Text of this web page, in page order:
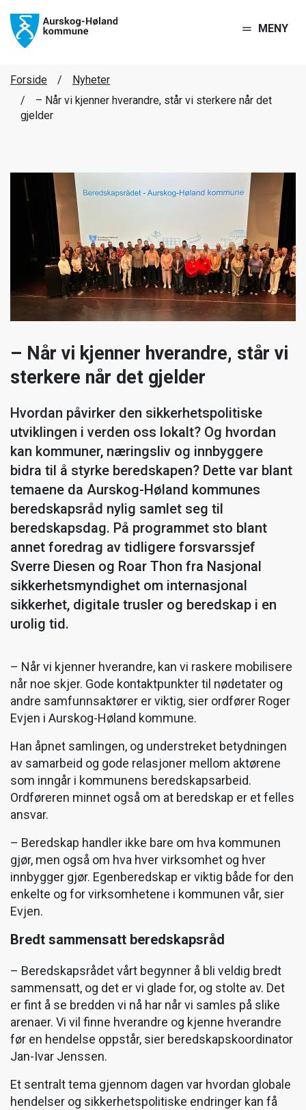
MENY
Forside
Nyheter
– Når vi kjenner hverandre, står vi sterkere når det
gjelder
– Når vi kjenner hverandre, står vi
sterkere når det gjelder
Hvordan påvirker den sikkerhetspolitiske
utviklingen i verden oss lokalt? Og hvordan
kan kommuner, næringsliv og innbyggere
bidra til å styrke beredskapen? Dette var blant
temaene da Aurskog-Høland kommunes
beredskapsråd nylig samlet seg til
beredskapsdag. På programmet sto blant
annet foredrag av tidligere forsvarssjef
Sverre Diesen og Roar Thon fra Nasjonal
sikkerhetsmyndighet om internasjonal
sikkerhet, digitale trusler og beredskap i en
urolig tid.
– Når vi kjenner hverandre, kan vi raskere mobilisere
når noe skjer. Gode kontaktpunkter til nødetater og
andre samfunnsaktører er viktig, sier ordfører Roger
Evjen i Aurskog-Høland kommune.
Han åpnet samlingen, og understreket betydningen
av samarbeid og gode relasjoner mellom aktørene
som inngår i kommunens beredskapsarbeid.
Ordføreren minnet også om at beredskap er et felles
ansvar.
– Beredskap handler ikke bare om hva kommunen
gjør, men også om hva hver virksomhet og hver
innbygger gjør. Egenberedskap er viktig både for den
enkelte og for virksomhetene i kommunen vår, sier
Evjen.
Bredt sammensatt beredskapsråd
– Beredskapsrådet vårt begynner å bli veldig bredt
sammensatt, og det er vi glade for, og stolte av. Det
er fint å se bredden vi nå har når vi samles på slike
arenaer. Vi vil finne hverandre og kjenne hverandre
før en hendelse oppstår, sier beredskapskoordinator
Jan-Ivar Jenssen.
Et sentralt tema gjennom dagen var hvordan globale
hendelser og sikkerhetspolitiske endringer kan få